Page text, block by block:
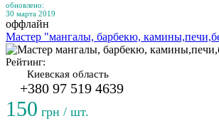
обновлено:
30 марта 2019
оффлайн
Мастер "мангалы, барбекю,
Рейтинг:
Киевская область
+380 97 519 4639
150 грн / шт.